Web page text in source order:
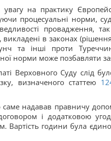
увагу на практику
процесуальні норми,
провадження,
в законах
та інші проти
норми може позбавляти
Верховного Суду слід
визначеного статтею
надавав правничу
і додатковою
Вартість години була